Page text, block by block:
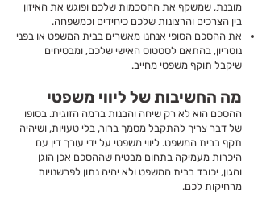
מובנת, שמשקף את ההסכמות שלכם ופוגש את האיזון
בין הצרכים והרצונות שלכם כיחידים וכמשפחה.
את ההסכם הסופי אנחנו מאשרים בבית המשפט או בפני
נוטריון, בהתאם לסטטוס האישי שלכם, ומבטיחים
שיקבל תוקף משפטי מחייב.
מה החשיבות של ליווי משפטי
ההסכם הוא לא רק שיחה והבנות ברמה הזוגית. בסופו
של דבר צריך להתקבל מסמך ברור, בלי טעויות, ושיהיה
תקף בבית המשפט. ליווי משפטי על ידי עורך דין עם
היכרות מעמיקה בתחום מבטיח שההסכם אכן הוגן
והגון, יכובד בבית המשפט ולא יהיה נתון לפרשנויות
מרחיקות לכם.